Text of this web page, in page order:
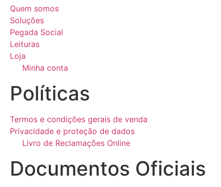
Quem somos
Soluções
Pegada Social
Leituras
Loja
Minha conta
Políticas
Termos e condições gerais de venda
Privacidade e proteção de dados
Livro de Reclamações Online
Documentos Oficiais